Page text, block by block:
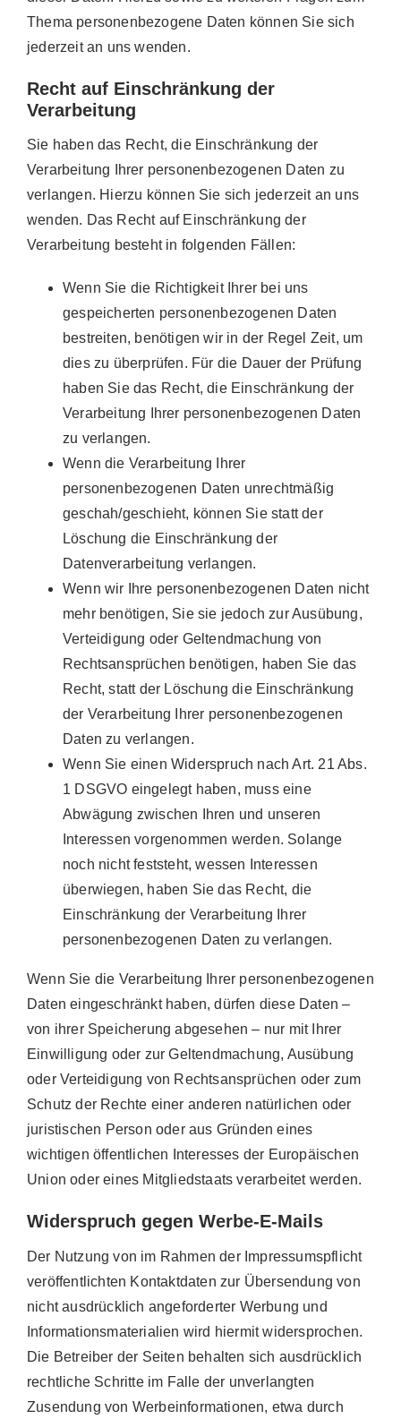
Thema personenbezogene Daten können Sie sich
jederzeit an uns wenden.
Recht auf Einschränkung der
Verarbeitung
Sie haben das Recht, die Einschränkung der
Verarbeitung Ihrer personenbezogenen Daten zu
verlangen. Hierzu können Sie sich jederzeit an uns
wenden. Das Recht auf Einschränkung der
Verarbeitung besteht in folgenden Fällen:
Wenn Sie die Richtigkeit Ihrer bei uns
gespeicherten personenbezogenen Daten
bestreiten, benötigen wir in der Regel Zeit, um
dies zu überprüfen. Für die Dauer der Prüfung
haben Sie das Recht, die Einschränkung der
Verarbeitung Ihrer personenbezogenen Daten
zu verlangen.
Wenn die Verarbeitung Ihrer
personenbezogenen Daten unrechtmäßig
geschah/geschieht, können Sie statt der
Löschung die Einschränkung der
Datenverarbeitung verlangen.
Wenn wir Ihre personenbezogenen Daten nicht
mehr benötigen, Sie sie jedoch zur Ausübung,
Verteidigung oder Geltendmachung von
Rechtsansprüchen benötigen, haben Sie das
Recht, statt der Löschung die Einschränkung
der Verarbeitung Ihrer personenbezogenen
Daten zu verlangen.
Wenn Sie einen Widerspruch nach Art. 21 Abs.
1 DSGVO eingelegt haben, muss eine
Abwägung zwischen Ihren und unseren
Interessen vorgenommen werden. Solange
noch nicht feststeht, wessen Interessen
überwiegen, haben Sie das Recht, die
Einschränkung der Verarbeitung Ihrer
personenbezogenen Daten zu verlangen.
Wenn Sie die Verarbeitung Ihrer personenbezogenen
Daten eingeschränkt haben, dürfen diese Daten –
von ihrer Speicherung abgesehen – nur mit Ihrer
Einwilligung oder zur Geltendmachung, Ausübung
oder Verteidigung von Rechtsansprüchen oder zum
Schutz der Rechte einer anderen natürlichen oder
juristischen Person oder aus Gründen eines
wichtigen öffentlichen Interesses der Europäischen
Union oder eines Mitgliedstaats verarbeitet werden.
Widerspruch gegen Werbe-E-Mails
Der Nutzung von im Rahmen der Impressumspflicht
veröffentlichten Kontaktdaten zur Übersendung von
nicht ausdrücklich angeforderter Werbung und
Informationsmaterialien wird hiermit widersprochen.
Die Betreiber der Seiten behalten sich ausdrücklich
rechtliche Schritte im Falle der unverlangten
Zusendung von Werbeinformationen, etwa durch